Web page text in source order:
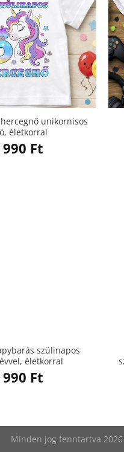
unikornisos
életkorral
Ft
szülinapos
életkorral
Ft
Minden jog fenntartva